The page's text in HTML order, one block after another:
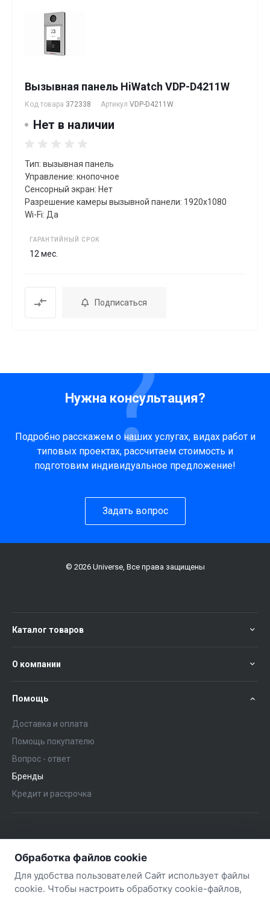
Вызывная панель HiWatch VDP-D4211W
Код товара 372338 Артикул VDP-D4211W
Нет в наличии
Тип: вызывная панель
Управление: кнопочное
Сенсорный экран: Нет
Разрешение камеры вызывной панели: 1920x1080
Wi-Fi: Да
ГАРАНТИЙНЫЙ СРОК
12 мес.
Подписаться
Нужна консультация?
Подробно расскажем о наших услугах, видах работ и
типовых проектах, рассчитаем стоимость и
подготовим индивидуальное предложение!
Задать вопрос
© 2026 Universe, Все права защищены
Каталог товаров
О компании
Помощь
Доставка и оплата
Помощь покупателю
Вопрос - ответ
Бренды
Кредит и рассрочка
+375 (29) 563-57-02
Обработка файлов cookie
Для удобства пользователей Сайт использует файлы
cookie. Чтобы настроить обработку cookie-файлов,